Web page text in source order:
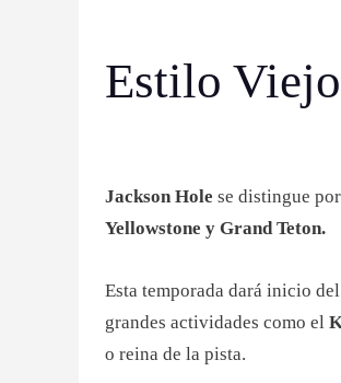
Estilo
Jackson Hole se distingue
Yellowstone y Grand Teton.
Esta temporada dará inicio
grandes actividades como el
o reina de la pista.